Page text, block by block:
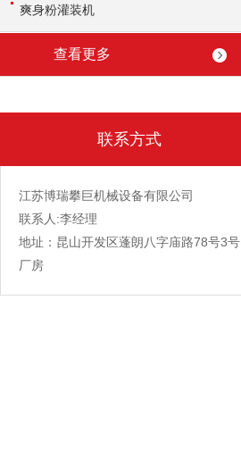
爽身粉灌装机
查看更多
联系方式
江苏博瑞攀巨机械设备有限公司
联系人:李经理
地址：昆山开发区蓬朗八字庙路78号3号
厂房